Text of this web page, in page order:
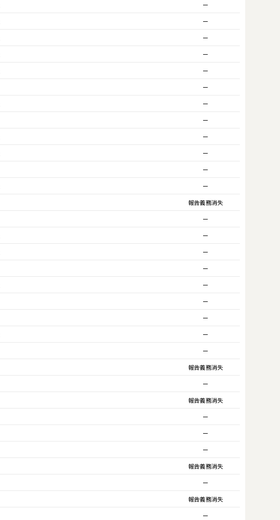
ー
ー
ー
ー
ー
ー
ー
ー
ー
ー
ー
ー
報告義務消失
ー
ー
ー
ー
ー
ー
ー
ー
ー
報告義務消失
ー
報告義務消失
ー
ー
ー
報告義務消失
ー
報告義務消失
ー